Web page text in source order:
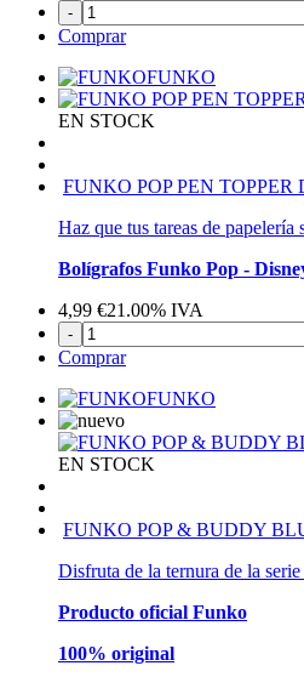
-
Comprar
FUNKO
EN STOCK
FUNKO POP PEN
Haz que tus tareas de
Bolígrafos Funko Pop -
4,99 €21.00% IVA
-
Comprar
FUNKO
EN STOCK
FUNKO POP & BUDDY
Disfruta de la ternura de la
Producto oficial Funko
100% original